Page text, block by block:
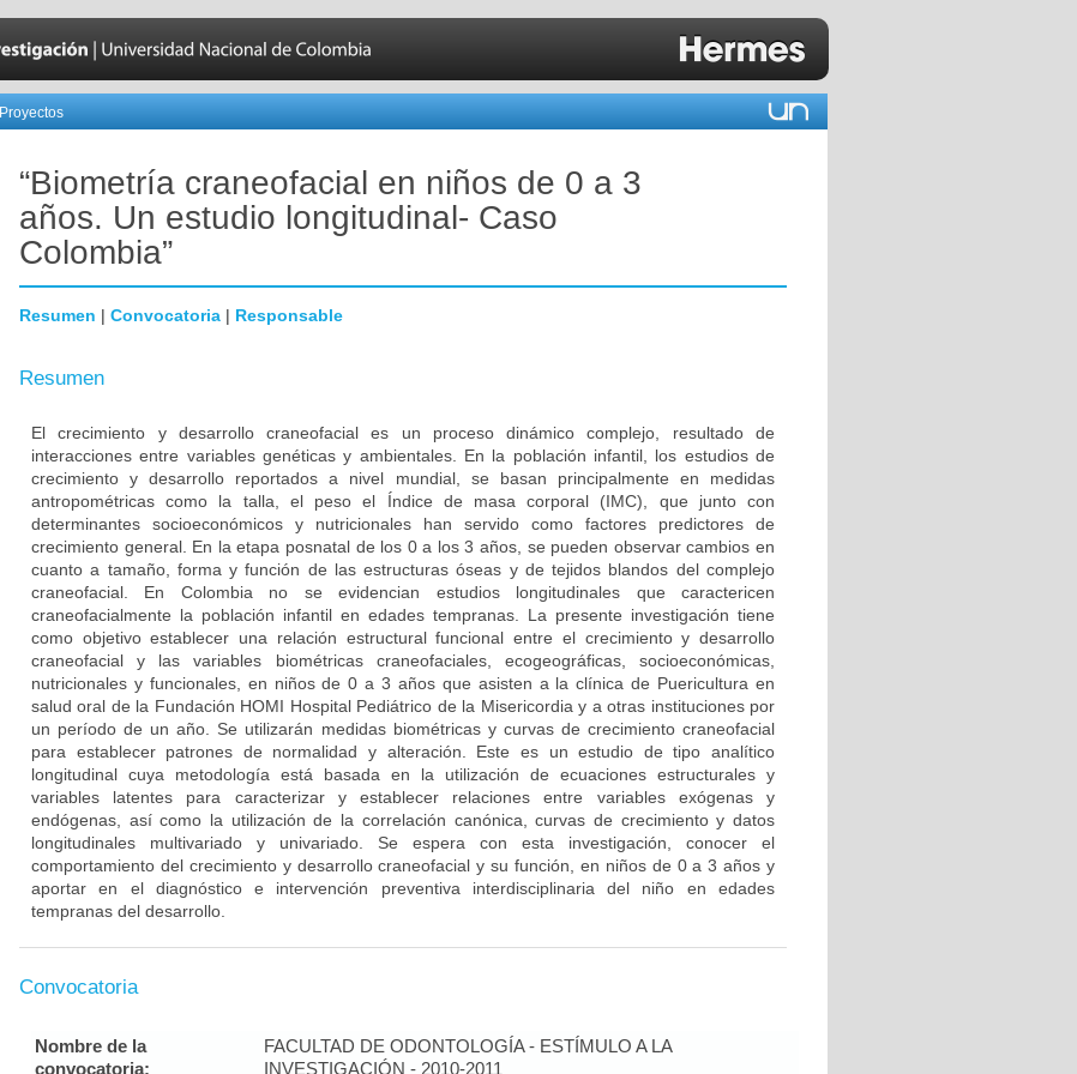
Proyectos
“Biometría craneofacial en niños de 0 a 3
años. Un estudio longitudinal- Caso
Colombia”
Resumen | Convocatoria | Responsable
Resumen
El crecimiento y desarrollo craneofacial es un proceso dinámico complejo, resultado de
interacciones entre variables genéticas y ambientales. En la población infantil, los estudios de
crecimiento y desarrollo reportados a nivel mundial, se basan principalmente en medidas
antropométricas como la talla, el peso el Índice de masa corporal (IMC), que junto con
determinantes socioeconómicos y nutricionales han servido como factores predictores de
crecimiento general. En la etapa posnatal de los 0 a los 3 años, se pueden observar cambios en
cuanto a tamaño, forma y función de las estructuras óseas y de tejidos blandos del complejo
craneofacial. En Colombia no se evidencian estudios longitudinales que caractericen
craneofacialmente la población infantil en edades tempranas. La presente investigación tiene
como objetivo establecer una relación estructural funcional entre el crecimiento y desarrollo
craneofacial y las variables biométricas craneofaciales, ecogeográficas, socioeconómicas,
nutricionales y funcionales, en niños de 0 a 3 años que asisten a la clínica de Puericultura en
salud oral de la Fundación HOMI Hospital Pediátrico de la Misericordia y a otras instituciones por
un período de un año. Se utilizarán medidas biométricas y curvas de crecimiento craneofacial
para establecer patrones de normalidad y alteración. Este es un estudio de tipo analítico
longitudinal cuya metodología está basada en la utilización de ecuaciones estructurales y
variables latentes para caracterizar y establecer relaciones entre variables exógenas y
endógenas, así como la utilización de la correlación canónica, curvas de crecimiento y datos
longitudinales multivariado y univariado. Se espera con esta investigación, conocer el
comportamiento del crecimiento y desarrollo craneofacial y su función, en niños de 0 a 3 años y
aportar en el diagnóstico e intervención preventiva interdisciplinaria del niño en edades
tempranas del desarrollo.
Convocatoria
Nombre de la
convocatoria:
FACULTAD DE ODONTOLOGÍA - ESTÍMULO A LA
INVESTIGACIÓN - 2010-2011